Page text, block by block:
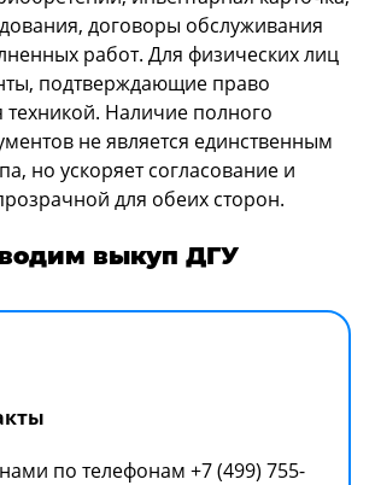
договоры обслуживания
работ. Для физических лиц
подтверждающие право
техникой. Наличие полного
не является единственным
но ускоряет согласование и
для обеих сторон.
выкуп ДГУ
по телефонам +7 (499) 755-